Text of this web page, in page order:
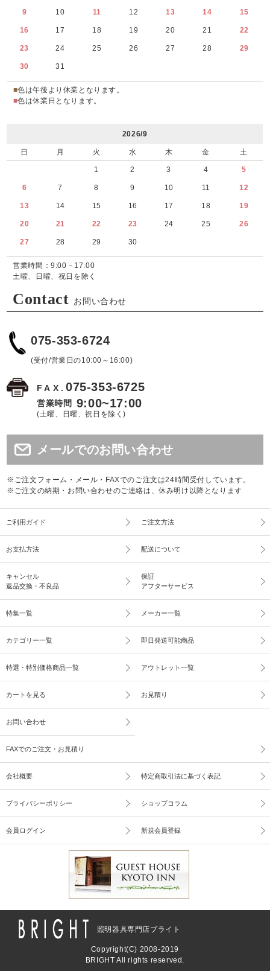
9 10 11 12 13 14 15
16 17 18 19 20 21 22
23 24 25 26 27 28 29
30 31
■色は午後より休業となります。
■色は休業日となります。
2026/9
日 月 火 水 木 金 土
1 2 3 4 5
6 7 8 9 10 11 12
13 14 15 16 17 18 19
20 21 22 23 24 25 26
27 28 29 30
営業時間：9:00－17:00
土曜、日曜、祝日を除く
Contact お問い合わせ
075-353-6724
(受付/営業日の10:00～16:00)
FAX.075-353-6725
営業時間 9:00~17:00
(土曜、日曜、祝日を除く)
メールでのお問い合わせ
※ご注文フォーム・メール・FAXでのご注文は24時間受付しています。
※ご注文の納期・お問い合わせのご連絡は、休み明け以降となります
ご利用ガイド ご注文方法
お支払方法 配送について
キャンセル
返品交換・不良品
保証
アフターサービス
特集一覧 メーカー一覧
カテゴリー一覧 即日発送可能商品
特選・特別価格商品一覧 アウトレット一覧
カートを見る お見積り
お問い合わせ
FAXでのご注文・お見積り
会社概要 特定商取引法に基づく表記
プライバシーポリシー ショップコラム
会員ログイン 新規会員登録
照明器具専門店ブライト
Copyright(C) 2008-2019
BRIGHT All rights reserved.